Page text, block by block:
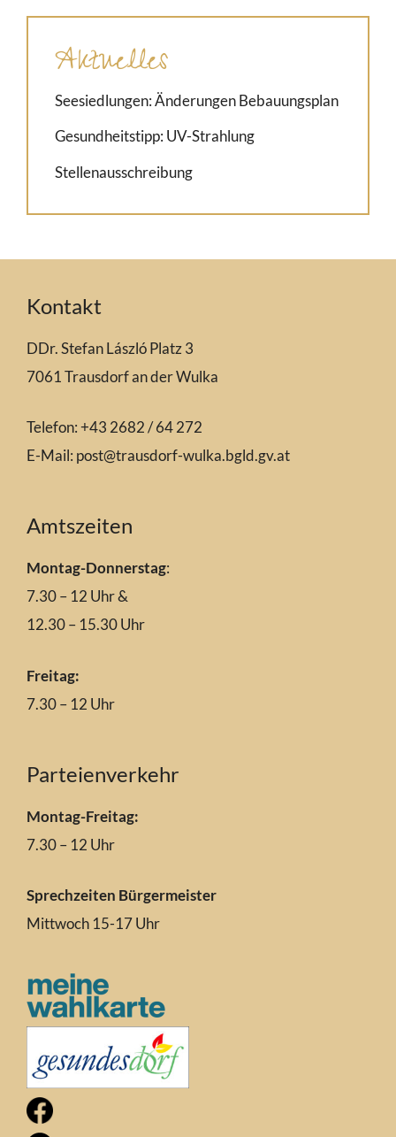
Aktuelles
Seesiedlungen: Änderungen Bebauungsplan
Gesundheitstipp: UV-Strahlung
Stellenausschreibung
Kontakt
DDr. Stefan László Platz 3
7061 Trausdorf an der Wulka
Telefon: +43 2682 / 64 272
E-Mail: post@trausdorf-wulka.bgld.gv.at
Amtszeiten
Montag-Donnerstag:
7.30 – 12 Uhr &
12.30 – 15.30 Uhr
Freitag:
7.30 – 12 Uhr
Parteienverkehr
Montag-Freitag:
7.30 – 12 Uhr
Sprechzeiten Bürgermeister
Mittwoch 15-17 Uhr